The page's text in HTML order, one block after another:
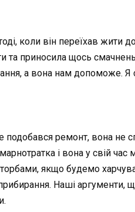
коли він переїхав жити
та приносила щось
а вона нам допоможе. Я
подобався ремонт, вона не
і вона у свій час
якщо будемо
Наші аргументи,